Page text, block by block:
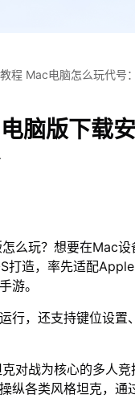
程 Mac电脑怎么玩代号
脑版下载
么玩？想要在Mac
打造，率先适配
游。
行，还支持键位设
克对战为核心的多人
纵各类风格坦克，